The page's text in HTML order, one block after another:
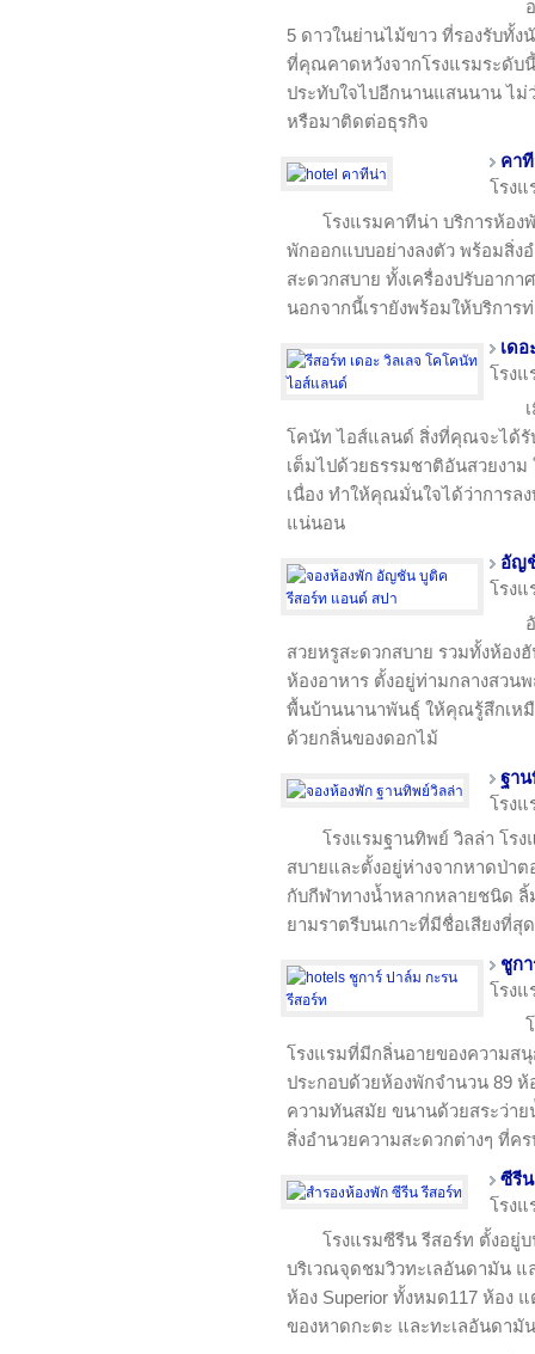
5 ดาวในย่านไม้ขาว ที่รองรับทั้ง
ที่คุณคาดหวังจากโรงแรมระดั
ประทับใจไปอีกนานแสนนาน ไ
หรือมาติดต่อธุรกิจ
คา
โรง
โรงแรมคาทีน่า บริการห้อ
พักออกแบบอย่างลงตัว พร้อมสิ่ง
สะดวกสบาย ทั้งเครื่องปรับอาก
นอกจากนี้เรายังพร้อมให้บริกา
เด
โรง
โคนัท ไอส์แลนด์ สิ่งที่คุณจะได้รั
เต็มไปด้วยธรรมชาติอันสวยงา
เนื่อง ทำให้คุณมั่นใจได้ว่าการล
แน่นอน
อัญ
โรง
สวยหรูสะดวกสบาย รวมทั้งห้อง
ห้องอาหาร ตั้งอยู่ท่ามกลางสว
พื้นบ้านนานาพันธุ์ ให้คุณรู้สึกเห
ด้วยกลิ่นของดอกไม้
ฐา
โรง
โรงแรมฐานทิพย์ วิลล่า โร
สบายและตั้งอยู่ห่างจากหาดป่าต
กับกีฬาทางน้ำหลากหลายชนิด
ยามราตรีบนเกาะที่มีชื่อเสียงที่สุ
ชูก
โรง
โรงแรมที่มีกลิ่นอายของความส
ประกอบด้วยห้องพักจำนวน 89
ความทันสมัย ขนานด้วยสระว่า
สิ่งอำนวยความสะดวกต่างๆ ที่ค
ซีรี
โรง
โรงแรมซีรีน รีสอร์ท ตั้งอยู่
บริเวณจุดชมวิวทะเลอันดามัน แ
ห้อง Superior ทั้งหมด117 ห้อง
ของหาดกะตะ และทะเลอันดามัน